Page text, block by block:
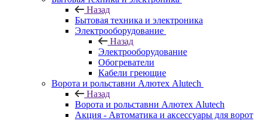
Назад
Бытовая техника и электроника
Электрооборудование
Назад
Электрооборудование
Обогреватели
Кабели греющие
Ворота и рольставни Алютех Alutech
Назад
Ворота и рольставни Алютех Alutech
Акция - Автоматика и аксессуары для ворот